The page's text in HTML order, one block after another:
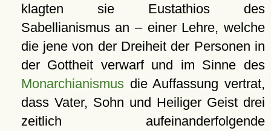
klagten sie Eustathios des
Sabellianismus an – einer Lehre, welche
die jene von der Dreiheit der Personen in
der Gottheit verwarf und im Sinne des
Monarchianismusdie Auffassung vertrat,
dass Vater, Sohn und Heiliger Geist drei
zeitlich aufeinanderfolgende